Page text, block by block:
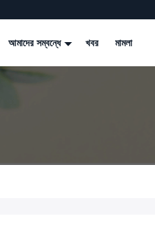
আমাদের সম্বন্ধে খবর মামলা